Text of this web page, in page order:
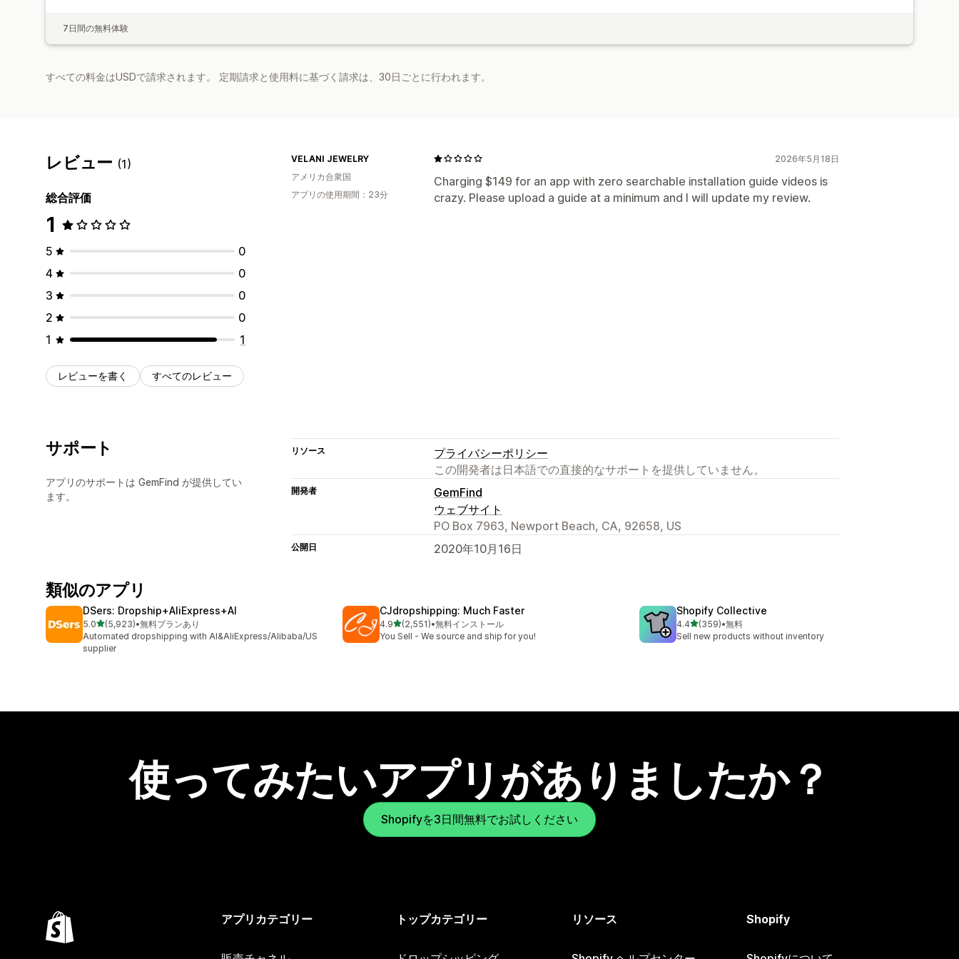
7日間の無料体験
すべての料金はUSDで請求されます。 定期請求と使用料に基づく請求は、30日ごとに行われます。
レビュー (1)
総合評価
1
5
0
4
0
3
0
2
0
1
1
レビューを書く すべてのレビュー
2026年5月18日
Charging $149 for an app with zero searchable installation guide videos is
crazy. Please upload a guide at a minimum and I will update my review.
VELANI JEWELRY
アメリカ合衆国
アプリの使用期間：23分
サポート
アプリのサポートは GemFind が提供してい
ます。
リソース
プライバシーポリシー
この開発者は日本語での直接的なサポートを提供していません。
開発者
GemFind
ウェブサイト
PO Box 7963, Newport Beach, CA, 92658, US
公開日 2020年10月16日
類似のアプリ
DSers: Dropship+AliExpress+AI
5.05つ星中
(5,923)
合計レビュー数：5923件
•無料プランあり
Automated dropshipping with AI&AliExpress/Alibaba/US
supplier
CJdropshipping: Much Faster
4.95つ星中
(2,551)
合計レビュー数：2551件
•無料インストール
You Sell - We source and ship for you!
Shopify Collective
4.45つ星中
(359)
合計レビュー数：359件
•無料
Sell new products without inventory
使ってみたいアプリがありましたか？
Shopifyを3日間無料でお試しください
アプリカテゴリー トップカテゴリー リソース Shopify